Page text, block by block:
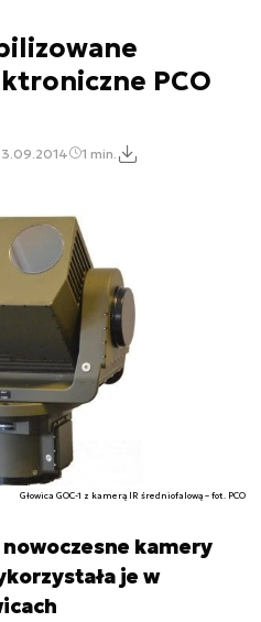
PCO
1 min.
Głowica GOC-1 z kamerą IR średniofalową – fot. PCO
nowoczesne kamery
je w